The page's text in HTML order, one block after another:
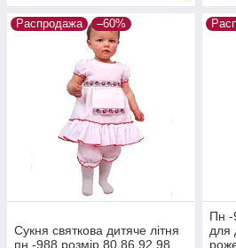
Распродажа –60%
Сукня святкова дитяче літня
пн -988 розмір 80 86 92 98
Пн -
для